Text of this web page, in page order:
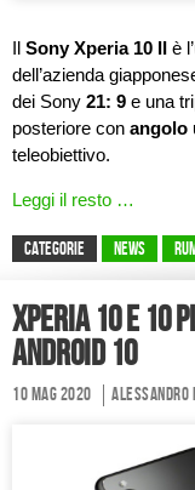
Il Sony Xperia 10 II è
dell’azienda
dei Sony 21: 9 e una
posteriore con angolo
teleobiettivo.
Leggi il resto …
CATEGORIE News
Xperia 10 e 10
Android 10
10 Mag 2020 Alessandro